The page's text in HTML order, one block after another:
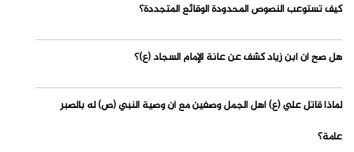
كيف تستوعب النصوص المحدودة الوقائع المتجددة؟
هل صح أن ابن زياد كشف عن عانة الإمام السجاد (ع)؟
لماذا قاتل علي (ع) أهل الجمل وصفين مع أن وصية النبي (ص) له بالصبر
عامة؟